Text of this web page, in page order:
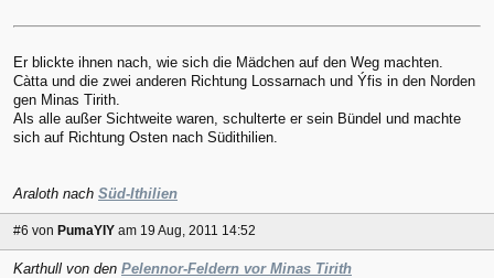
Er blickte ihnen nach, wie sich die Mädchen auf den Weg machten.
Càtta und die zwei anderen Richtung Lossarnach und Ýfis in den Norden
gen Minas Tirith.
Als alle außer Sichtweite waren, schulterte er sein Bündel und machte
sich auf Richtung Osten nach Südithilien.
Araloth nach Süd-Ithilien
#6 von PumaYIY am 19 Aug, 2011 14:52
Karthull von den Pelennor-Feldern vor Minas Tirith